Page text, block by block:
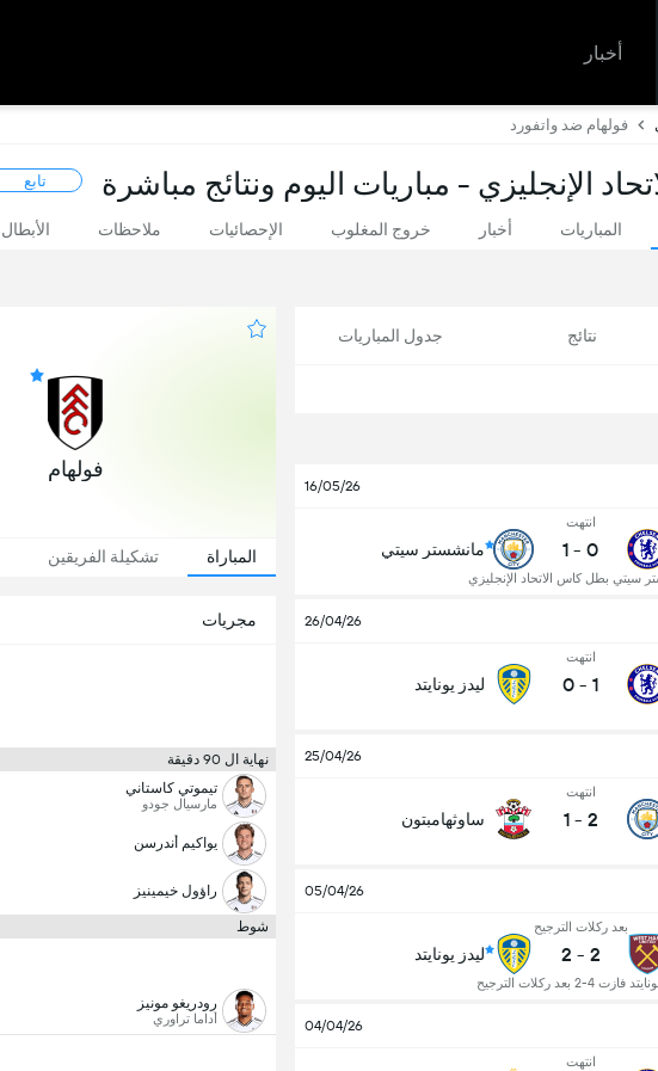
أخبار
فولهام ضد واتفورد
الإنجليزي - مباريات اليوم ونتائج مباشرة تابع
المباريات أخبار خروج المغلوب الإحصائيات ملاحظات الأبطال
نتائج جدول المباريات
16/05/26
انتهت
0
-
1
سيتي بطل كاس الاتحاد الإنجليزي
مانشستر سيتي
26/04/26
انتهت
1
-
0 ليدز يونايتد
25/04/26
انتهت
2
-
1 ساوثهامبتون
05/04/26
بعد ركلات الترجيح
2
-
2
فازت 4-2 بعد ركلات الترجيح
ليدز يونايتد
04/04/26
انتهت
فولهام
المباراة تشكيلة الفريقين
مجريات
نهاية ال 90 دقيقة
تيموتي كاستاني
مارسيال جودو
يواكيم أندرسن
راؤول خيمينيز
شوط
رودريغو مونيز
أداما تراوري